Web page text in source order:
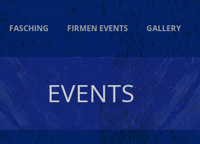
FASCHING FIRMEN EVENTS GALLERY
EVENTS